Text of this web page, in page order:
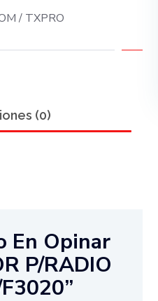
/ TXPRO
(0)
En Opinar
P/RADIO